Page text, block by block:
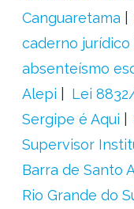
Canguaretama
caderno jurídico
absenteísmo
Alepi
Lei
Sergipe é Aqui
Supervisor
Barra de Santo
Rio Grande do